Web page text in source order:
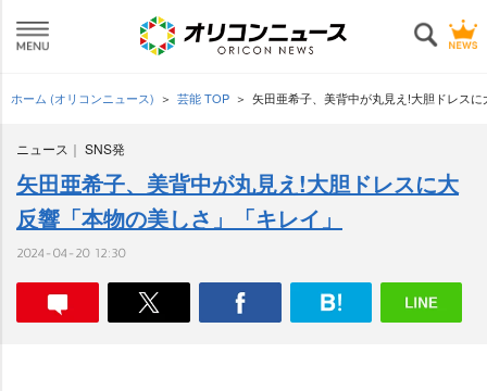
ホーム (オリコンニュース) 芸能 TOP 矢田亜希子、美背中が丸見え!大胆ドレス
ニュース SNS発
矢田亜希子、美背中が丸見え!大胆ドレスに大
反響「本物の美しさ」「キレイ」
2024-04-20 12:30